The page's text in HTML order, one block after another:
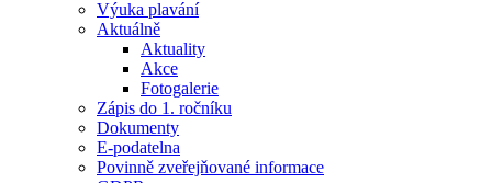
Výuka plavání
Aktuálně
Aktuality
Akce
Fotogalerie
Zápis do 1. ročníku
Dokumenty
E-podatelna
Povinně zveřejňované informace